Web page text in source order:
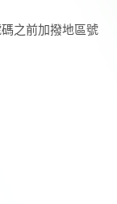
之前加撥地區號